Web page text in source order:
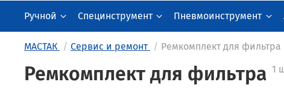
Ручной Специнструмент Пневмоинструмент
МАСТАК Сервис и ремонт Ремкомплект для фильтра
Ремкомплект для фильтра 1